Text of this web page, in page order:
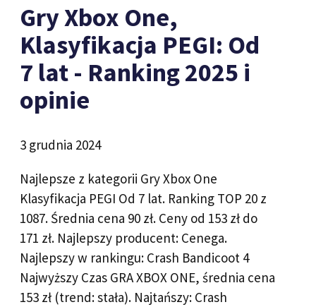
Gry Xbox One,
Klasyfikacja PEGI: Od
7 lat - Ranking 2025 i
opinie
3 grudnia 2024
Najlepsze z kategorii Gry Xbox One
Klasyfikacja PEGI Od 7 lat. Ranking TOP 20 z
1087. Średnia cena 90 zł. Ceny od 153 zł do
171 zł. Najlepszy producent: Cenega.
Najlepszy w rankingu: Crash Bandicoot 4
Najwyższy Czas GRA XBOX ONE, średnia cena
153 zł (trend: stała). Najtańszy: Crash